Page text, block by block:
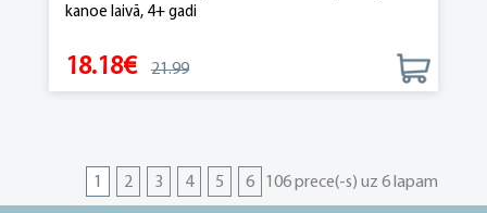
kanoe laivā, 4+ gadi
18.18€ 21.99
1 2 3 4 5 6 106 prece(-s) uz 6 lapam